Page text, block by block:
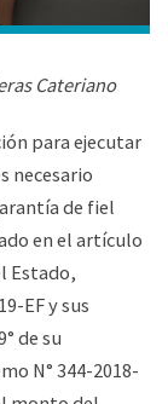
Cateriano
para ejecutar
necesario
de fiel
en el artículo
Estado,
EF y sus
de su
N° 344-2018-